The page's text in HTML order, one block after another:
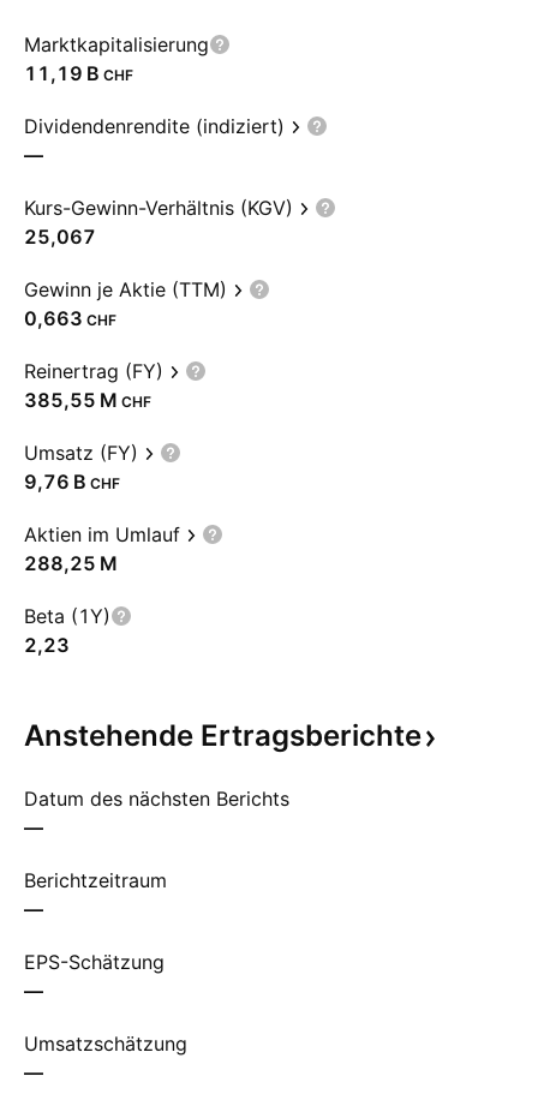
Marktkapitalisierung
‪11,19 B‬ CHF
Dividendenrendite (indiziert)
—
Kurs-Gewinn-Verhältnis (KGV)
25,067
Gewinn je Aktie (TTM)
0,663 CHF
Reinertrag (FY)
‪385,55 M‬ CHF
Umsatz (FY)
‪9,76 B‬ CHF
Aktien im Umlauf
‪288,25 M‬
Beta (1Y)
2,23
Anstehende Ertragsberichte
Datum des nächsten Berichts
—
Berichtzeitraum
—
EPS-Schätzung
—
Umsatzschätzung
—